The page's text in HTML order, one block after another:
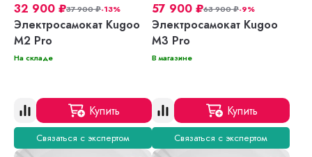
32 900 ₽37 900₽-13%
Электросамокат Kugoo
M2 Pro
На складе
Купить
Связаться с экспертом
57 900 ₽63 900₽-9%
Электросамокат Kugoo
M3 Pro
В магазине
Купить
Связаться с экспертом